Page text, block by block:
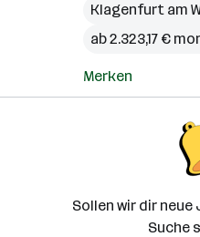
Klagenfurt am
ab 2.323,17 €
Merken
Sollen wir dir
Suche